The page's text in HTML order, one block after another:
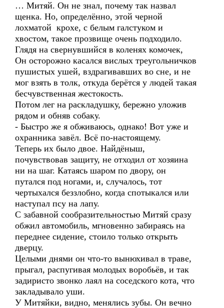
… Митяй. Он не знал, почему так назвал
щенка. Но, определённо, этой черной
лохматой крохе, с белым галстуком и
хвостом, такое прозвище очень подходило.
Глядя на свернувшийся в коленях комочек,
Он осторожно касался вислых треугольничков
пушистых ушей, вздрагивавших во сне, и не
мог взять в толк, откуда берётся у людей такая
бесчувственная жестокость.
Потом лег на раскладушку, бережно уложив
рядом и обняв собаку.
- Быстро же я обживаюсь, однако! Вот уже и
охранника завёл. Всё по-настоящему.
Теперь их было двое. Найдёныш,
почувствовав защиту, не отходил от хозяина
ни на шаг. Катаясь шаром по двору, он
путался под ногами, и, случалось, тот
чертыхался беззлобно, когда спотыкался или
наступал псу на лапу.
С забавной сообразительностью Митяй сразу
обжил автомобиль, мгновенно забираясь на
переднее сидение, стоило только открыть
дверцу.
Целыми днями он что-то вынюхивал в траве,
прыгал, распугивая молодых воробьёв, и так
задиристо звонко лаял на соседского кота, что
закладывало уши.
У Митяйки, видно, менялись зубы. Он вечно